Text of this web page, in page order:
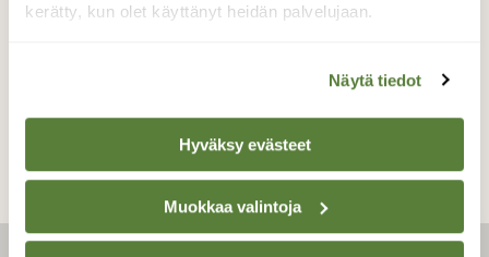
kerätty, kun olet käyttänyt heidän palvelujaan.
Näytä tiedot
Hyväksy evästeet
Muokkaa valintoja
TAKAISIN LISTAAN